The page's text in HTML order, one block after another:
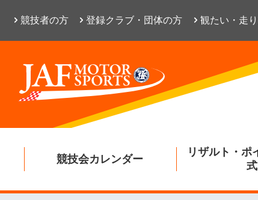
競技者の方 登録クラブ・団体の方 観たい・走
競技会カレンダー
リザルト・ポ
式